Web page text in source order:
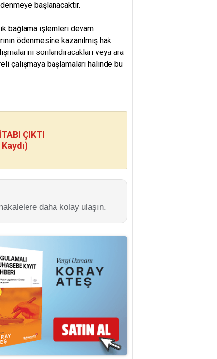
başlanacaktır.
bağlama işlemleri devam
ödenmesine kazanılmış hak
sonlandıracakları veya ara
çalışmaya başlamaları halinde bu
ÇIKTI
daha kolay ulaşın.